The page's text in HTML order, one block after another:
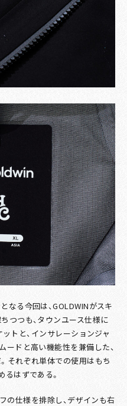
なる今回は、GOLDWINがスキ
つつも、タウンユース仕様に
トと、インサレーションジャ
ードと高い機能性を兼備した、
それぞれ単体での使用はもち
るはずである。
の仕様を排除し、デザインも右